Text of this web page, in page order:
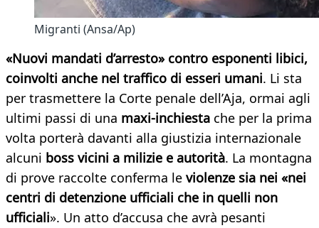
Migranti (Ansa/Ap)
«Nuovi mandati d’arresto» contro esponenti libici,
coinvolti anche nel traffico di esseri umani. Li sta
per trasmettere la Corte penale dell’Aja, ormai agli
ultimi passi di una maxi-inchiesta che per la prima
volta porterà davanti alla giustizia internazionale
alcuni boss vicini a milizie e autorità. La montagna
di prove raccolte conferma le violenze sia nei «nei
centri di detenzione ufficiali che in quelli non
ufficiali». Un atto d’accusa che avrà pesanti